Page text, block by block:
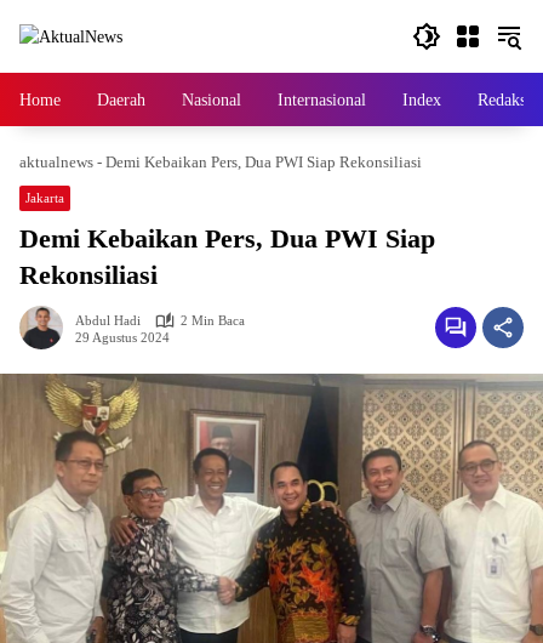
Home Daerah Nasional Internasional Index Redaksi
aktualnews - Demi Kebaikan Pers, Dua PWI Siap Rekonsiliasi
Jakarta
Demi Kebaikan Pers, Dua PWI Siap
Rekonsiliasi
Abdul Hadi
2 Min Baca
29 Agustus 2024